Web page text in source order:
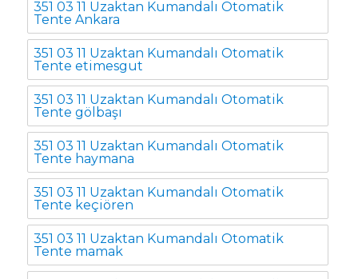
351 03 11 Uzaktan Kumandalı Otomatik
Tente Ankara
351 03 11 Uzaktan Kumandalı Otomatik
Tente etimesgut
351 03 11 Uzaktan Kumandalı Otomatik
Tente gölbaşı
351 03 11 Uzaktan Kumandalı Otomatik
Tente haymana
351 03 11 Uzaktan Kumandalı Otomatik
Tente keçiören
351 03 11 Uzaktan Kumandalı Otomatik
Tente mamak